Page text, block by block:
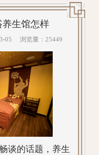
生馆怎样
05 浏览量：25449
谈的话题，养生